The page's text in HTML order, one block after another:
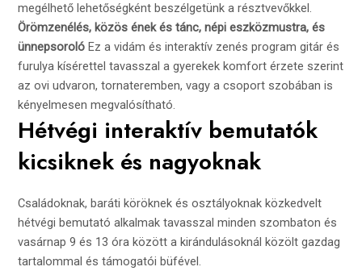
megélhető lehetőségként beszélgetünk a résztvevőkkel.
Örömzenélés, közös ének és tánc, népi eszközmustra, és
ünnepsorolóEz a vidám és interaktív zenés program gitár és
furulya kísérettel tavasszal a gyerekek komfort érzete szerint
az ovi udvaron, tornateremben, vagy a csoport szobában is
kényelmesen megvalósítható.
Hétvégi interaktív bemutatók
kicsiknek és nagyoknak
Családoknak, baráti köröknek és osztályoknak közkedvelt
hétvégi bemutató alkalmak tavasszal minden szombaton és
vasárnap 9 és 13 óra között a kirándulásoknál közölt gazdag
tartalommal és támogatói büfével.